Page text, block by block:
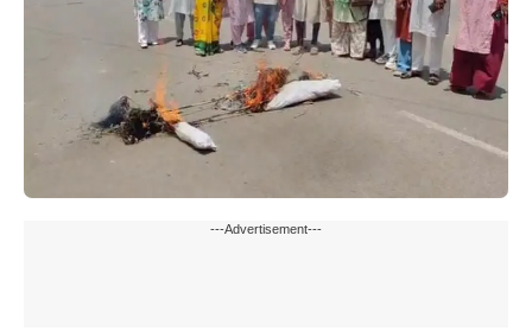
---Advertisement---